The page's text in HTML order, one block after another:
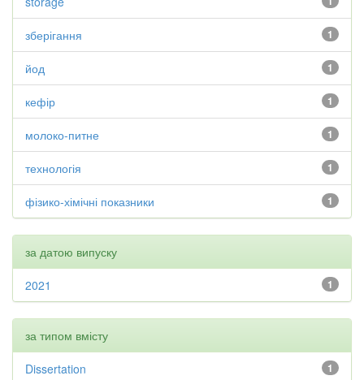
1
зберігання
1
йод
1
кефір
1
молоко-питне
1
технологія
1
фізико-хімічні показники
за датою випуску
1
2021
за типом вмісту
1
Dissertation